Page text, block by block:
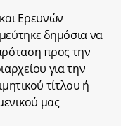
Ερευνών
δημόσια να
προς την
για την
τίτλου ή
μας